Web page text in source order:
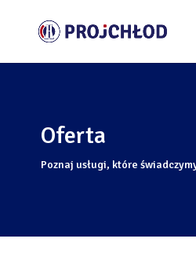
Oferta
Poznaj usługi, które